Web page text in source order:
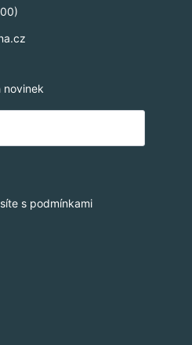
novinek
s podmínkami